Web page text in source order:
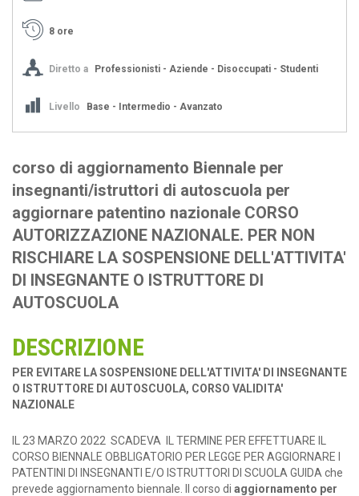
8 ore
Diretto a Professionisti - Aziende - Disoccupati - Studenti
Livello Base - Intermedio - Avanzato
corso di aggiornamento Biennale per
insegnanti/istruttori di autoscuola per
aggiornare patentino nazionale CORSO
AUTORIZZAZIONE NAZIONALE. PER NON
RISCHIARE LA SOSPENSIONE DELL'ATTIVITA'
DI INSEGNANTE O ISTRUTTORE DI
AUTOSCUOLA
DESCRIZIONE
PER EVITARE LA SOSPENSIONE DELL'ATTIVITA' DI INSEGNANTE
O ISTRUTTORE DI AUTOSCUOLA, CORSO VALIDITA'
NAZIONALE
IL 23 MARZO 2022 SCADEVA IL TERMINE PER EFFETTUARE IL
CORSO BIENNALE OBBLIGATORIO PER LEGGE PER AGGIORNARE I
PATENTINI DI INSEGNANTI E/O ISTRUTTORI DI SCUOLA GUIDA che
prevede aggiornamento biennale. Il corso di aggiornamento per